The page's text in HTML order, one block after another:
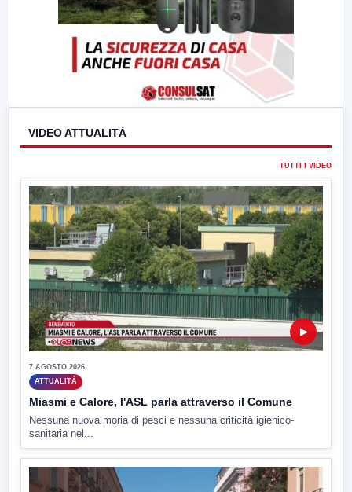
VIDEO ATTUALITÀ
TUTTI I VIDEO
▶
7 AGOSTO 2026
ATTUALITÀ
Miasmi e Calore, l'ASL parla attraverso il Comune
Nessuna nuova moria di pesci e nessuna criticità igienico-
sanitaria nel...